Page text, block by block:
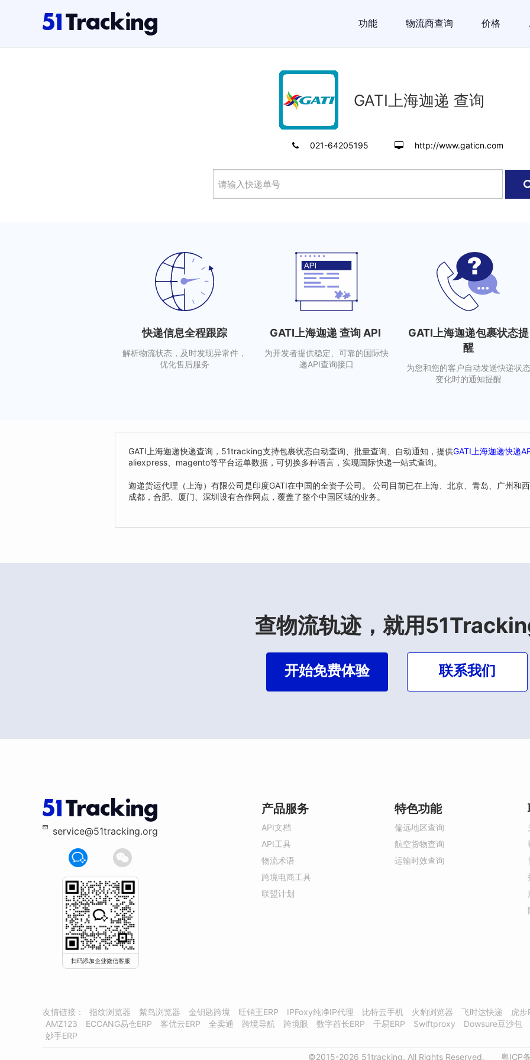
功能 物流商查询 价格
GATI上海迦递 查询
021-64205195 http://www.gaticn.com
快递信息全程跟踪
解析物流状态，及时发现异常件，
优化售后服务
GATI上海迦递 查询 API
为开发者提供稳定、可靠的国际快
递API查询接口
GATI上海迦递包裹状态提
醒
为您和您的客户自动发送快递状态
变化时的通知提醒
GATI上海迦递快递查询，51tracking支持包裹状态自动查询、批量查询、自动通知，提供GATI上海迦递快递
aliexpress、magento等平台运单数据，可切换多种语言，实现国际快递一站式查询。
迦递货运代理（上海）有限公司是印度GATI在中国的全资子公司。 公司目前已在上海、北京、青岛、广州和
成都，合肥、厦门、深圳设有合作网点，覆盖了整个中国区域的业务。
查物流轨迹，就用
开始免费体验 联系我们
service@51tracking.org
扫码添加企业微信客服
产品服务
API文档
API工具
物流术语
跨境电商工具
联盟计划
特色功能
偏远地区查询
航空货物查询
运输时效查询
友情链接： 指纹浏览器 紫鸟浏览器 金钥匙跨境 旺销王ERP IPFoxy纯净IP代理 比特云手机 火豹浏览器 飞时达快递
虎步
AMZ123
ECCANG易仓ERP 客优云ERP 全卖通 跨境导航 跨境眼 数字酋长ERP 千易ERP Swiftproxy
Dowsure豆沙包
妙手ERP
©2015-2026 51tracking. All Rights Reserved. 粤ICP